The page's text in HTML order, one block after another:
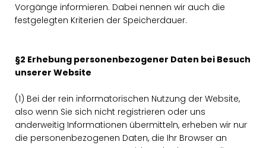
Vorgänge informieren. Dabei nennen wir auch die
festgelegten Kriterien der Speicherdauer.
§2 Erhebung personenbezogener Daten bei Besuch
unserer Website
(1) Bei der rein informatorischen Nutzung der Website,
also wenn Sie sich nicht registrieren oder uns
anderweitig Informationen übermitteln, erheben wir nur
die personenbezogenen Daten, die Ihr Browser an